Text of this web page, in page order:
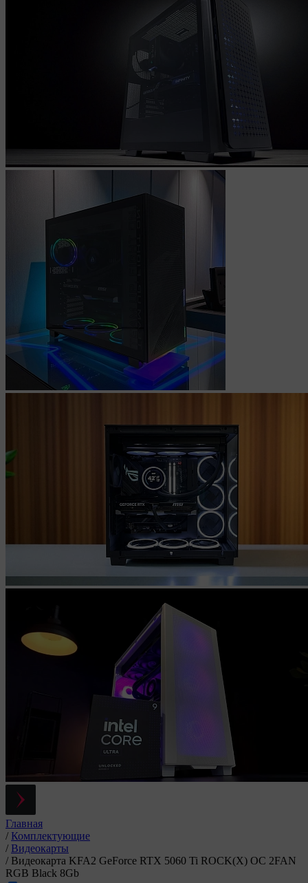
Главная
/ Комплектующие
/ Видеокарты
/ Видеокарта KFA2 GeForce RTX 5060 Ti ROCK(X) OC 2FAN
RGB Black 8Gb